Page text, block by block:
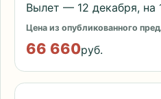
Вылет — 12 декабря, на
Цена из опубликованного
66 660руб.